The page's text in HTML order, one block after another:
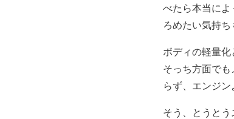
べたら本当に
ろめたい気持ち
ボディの軽量
そっち方面で
らず、エンジ
そう、とうと